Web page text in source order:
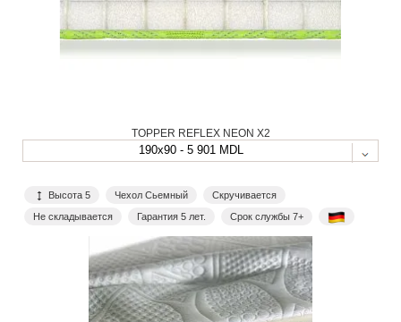
TOPPER REFLEX NEON X2
190x90 - 5 901 MDL
Высота 5 Чехол Сьемный
Скручивается
Не складывается
Гарантия 5 лет. Срок службы 7+